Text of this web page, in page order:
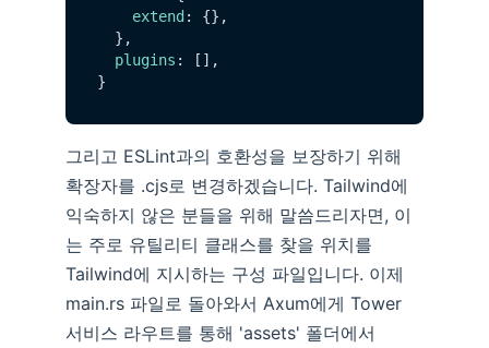
extend : {},
  },
plugins : [],
그리고 ESLint과의 호환성을 보장하기 위해
확장자를 .cjs로 변경하겠습니다. Tailwind에
익숙하지 않은 분들을 위해 말씀드리자면, 이
는 주로 유틸리티 클래스를 찾을 위치를
Tailwind에 지시하는 구성 파일입니다. 이제
main.rs 파일로 돌아와서 Axum에게 Tower
서비스 라우트를 통해 'assets' 폴더에서